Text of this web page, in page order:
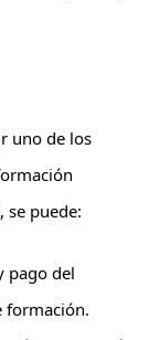
uno de los
se puede:
pago del
formación.